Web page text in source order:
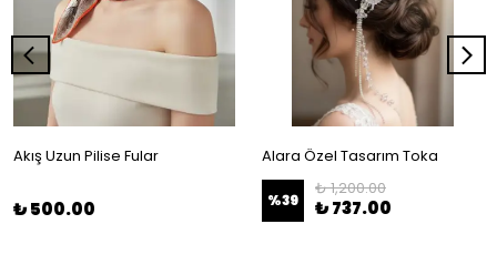
Akış Uzun Pilise Fular
₺ 500.00
Alara Özel Tasarım Toka
%39
₺ 1,200.00
₺ 737.00